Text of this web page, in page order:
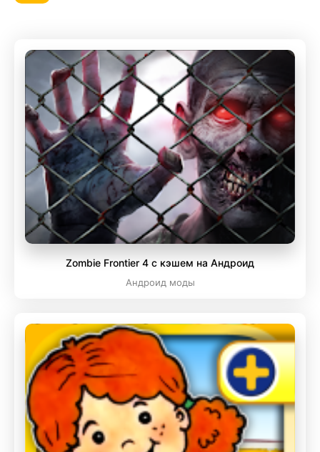
Zombie Frontier 4 с кэшем на Андроид
Андроид моды